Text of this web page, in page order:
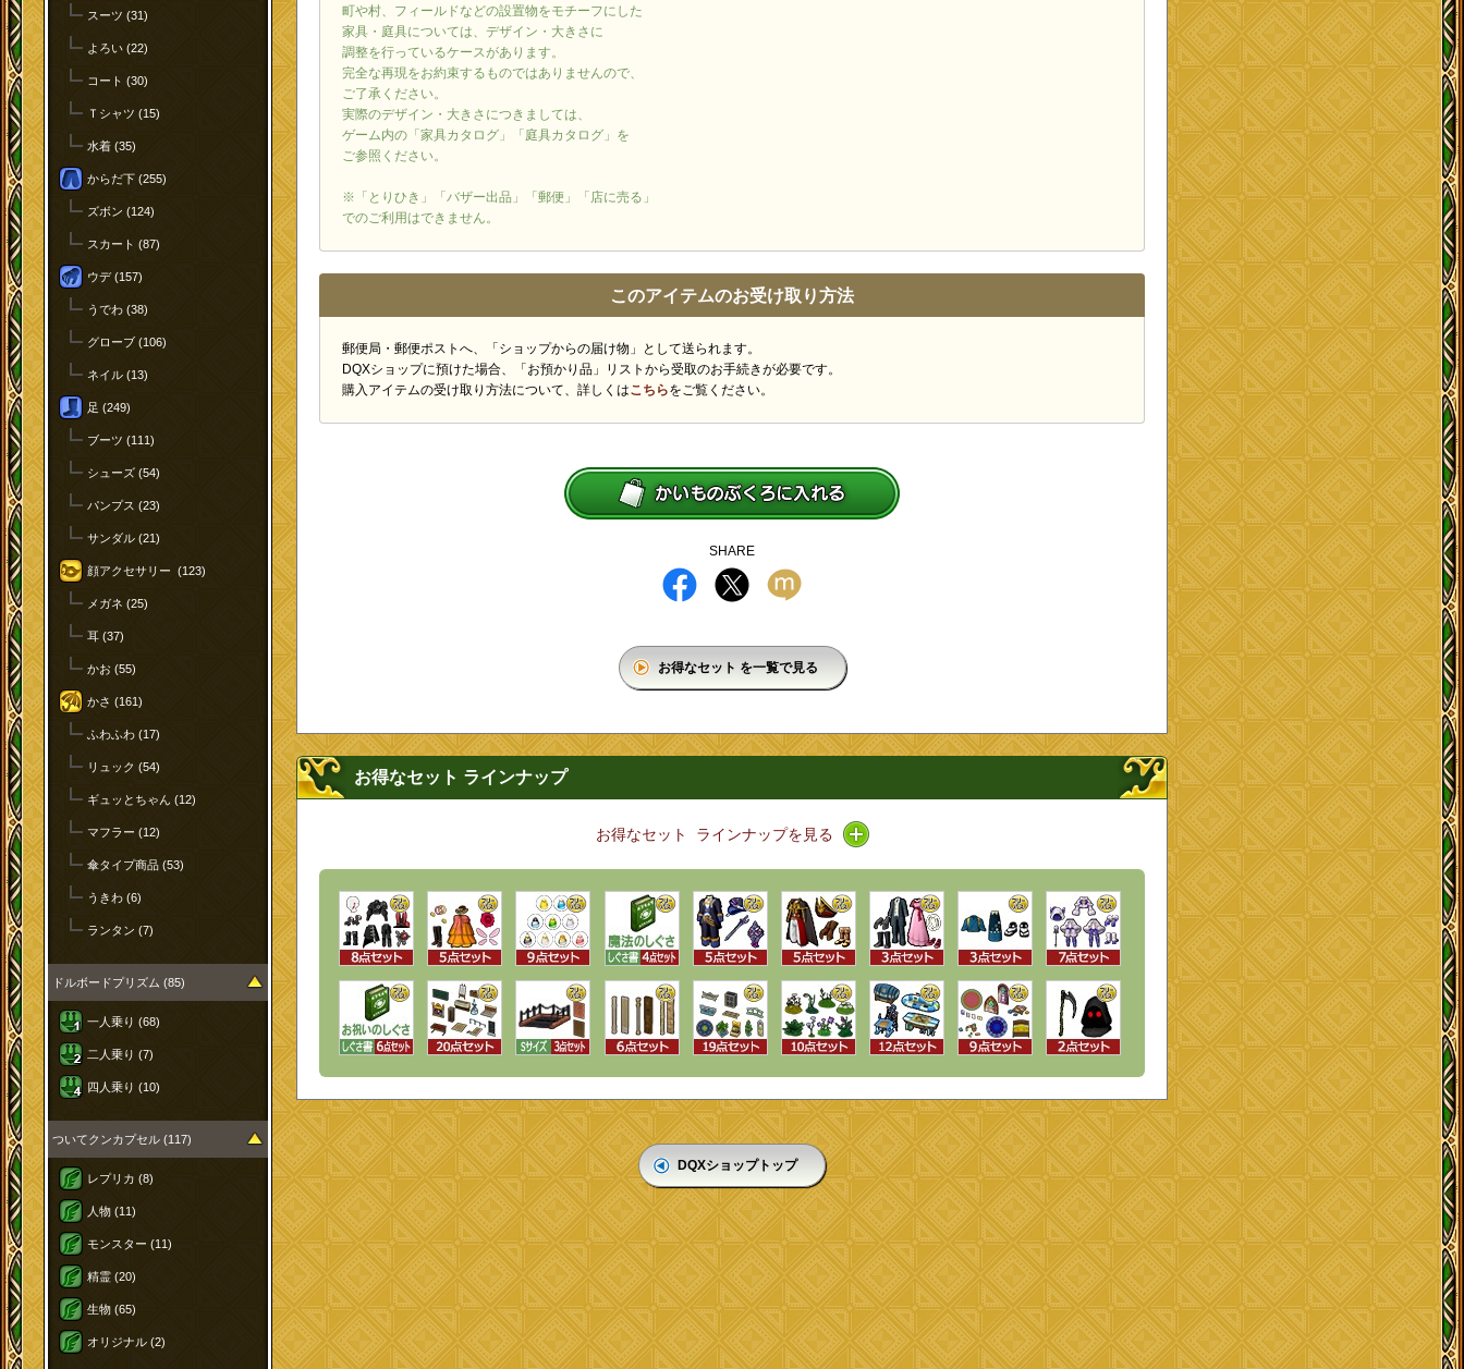
スーツ (31)
よろい (22)
コート (30)
Ｔシャツ (15)
水着 (35)
からだ下 (255)
ズボン (124)
スカート (87)
ウデ (157)
うでわ (38)
グローブ (106)
ネイル (13)
足 (249)
ブーツ (111)
シューズ (54)
パンプス (23)
サンダル (21)
顔アクセサリー (123)
メガネ (25)
耳 (37)
かお (55)
かさ (161)
ふわふわ (17)
リュック (54)
ギュッとちゃん (12)
マフラー (12)
傘タイプ商品 (53)
うきわ (6)
ランタン (7)
ドルボードプリズム (85)
一人乗り (68)
二人乗り (7)
四人乗り (10)
ついてクンカプセル (117)
レプリカ (8)
人物 (11)
モンスター (11)
精霊 (20)
生物 (65)
オリジナル (2)
町や村、フィールドなどの設置物をモチーフにした
家具・庭具については、デザイン・大きさに
調整を行っているケースがあります。
完全な再現をお約束するものではありませんので、
ご了承ください。
実際のデザイン・大きさにつきましては、
ゲーム内の「家具カタログ」「庭具カタログ」を
ご参照ください。
※「とりひき」「バザー出品」「郵便」「店に売る」
でのご利用はできません。
このアイテムのお受け取り方法
郵便局・郵便ポストへ、「ショップからの届け物」として送られます。
DQXショップに預けた場合、「お預かり品」リストから受取のお手続きが必要です。
購入アイテムの受け取り方法について、詳しくはこちらをご覧ください。
SHARE
お得なセット を一覧で見る
お得なセット ラインナップ
お得なセット ラインナップを見る アイコン / ラインナップを開く、閉じる
DQXショップトップ